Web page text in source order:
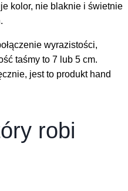
kolor, nie blaknie i świetnie
wyrazistości,
taśmy to 7 lub 5 cm.
jest to produkt hand
robi